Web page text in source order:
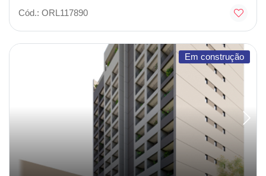
Cód.: ORL117890
Em construção